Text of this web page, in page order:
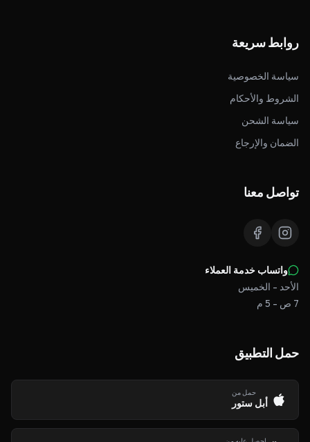
روابط سريعة
سياسة الخصوصية
الشروط والأحكام
سياسة الشحن
الضمان والإرجاع
تواصل معنا
واتساب خدمة العملاء
الأحد - الخميس
7 ص - 5 م
حمل التطبيق
حمل من
أبل ستور